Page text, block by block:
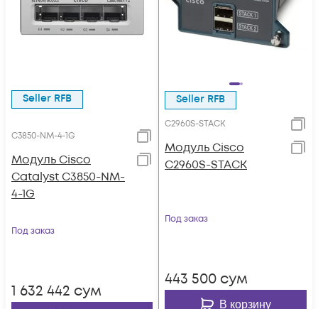
Seller RFB
C3850-NM-4-1G
Модуль Cisco
Catalyst C3850-NM-
4-1G
Под заказ
1 632 442 сум
Seller RFB
C2960S-STACK
Модуль Cisco
C2960S-STACK
Под заказ
443 500 сум
В корзину